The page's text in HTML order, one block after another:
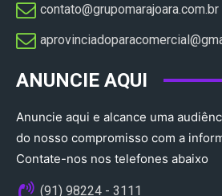
contato@grupomarajoara.com.br
ANUNCIE AQUI
Anuncie aqui e alcance uma
do nosso compromisso com a
Contate-nos nos telefones abaixo
(91) 98224 - 3111